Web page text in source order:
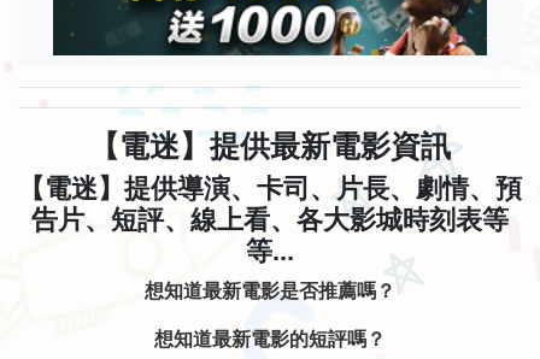
【電迷】提供最新電影資訊
【電迷】提供導演、卡司、片長、劇情、預
告片、短評、線上看、各大影城時刻表等
等...
想知道最新電影是否推薦嗎？
想知道最新電影的短評嗎？